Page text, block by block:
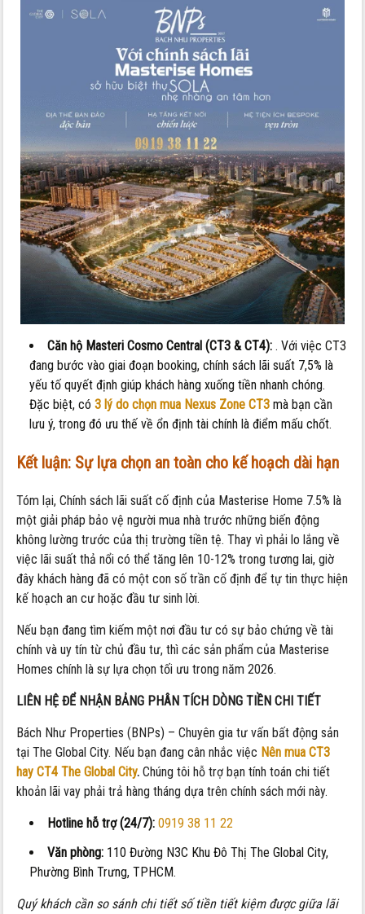
Căn hộ Masteri Cosmo Central (CT3 & CT4): . Với việc CT3
đang bước vào giai đoạn booking, chính sách lãi suất 7,5% là
yếu tố quyết định giúp khách hàng xuống tiền nhanh chóng.
Đặc biệt, có3 lý do chọn mua Nexus Zone CT3 mà bạn cần
lưu ý, trong đó ưu thế về ổn định tài chính là điểm mấu chốt.
Kết luận: Sự lựa chọn an toàn cho kế hoạch dài hạn
Tóm lại, Chính sách lãi suất cố định của Masterise Home 7.5% là
một giải pháp bảo vệ người mua nhà trước những biến động
không lường trước của thị trường tiền tệ. Thay vì phải lo lắng về
việc lãi suất thả nổi có thể tăng lên 10-12% trong tương lai, giờ
đây khách hàng đã có một con số trần cố định để tự tin thực hiện
kế hoạch an cư hoặc đầu tư sinh lời.
Nếu bạn đang tìm kiếm một nơi đầu tư có sự bảo chứng về tài
chính và uy tín từ chủ đầu tư, thì các sản phẩm của Masterise
Homes chính là sự lựa chọn tối ưu trong năm 2026.
LIÊN HỆ ĐỂ NHẬN BẢNG PHÂN TÍCH DÒNG TIỀN CHI TIẾT
Bách Như Properties (BNPs) – Chuyên gia tư vấn bất động sản
tại The Global City. Nếu bạn đang cân nhắc việc Nên mua CT3
hay CT4 The Global City.Chúng tôi hỗ trợ bạn tính toán chi tiết
khoản lãi vay phải trả hàng tháng dựa trên chính sách mới này.
Hotline hỗ trợ (24/7): 0919 38 11 22
Văn phòng: 110 Đường N3C Khu Đô Thị The Global City,
Phường Bình Trưng, TPHCM.
Quý khách cần so sánh chi tiết số tiền tiết kiệm được giữa lãi